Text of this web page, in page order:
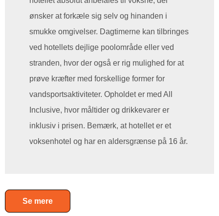
ønsker at forkæle sig selv og hinanden i
smukke omgivelser. Dagtimerne kan tilbringes
ved hotellets dejlige poolområde eller ved
stranden, hvor der også er rig mulighed for at
prøve kræfter med forskellige former for
vandsportsaktiviteter. Opholdet er med All
Inclusive, hvor måltider og drikkevarer er
inklusiv i prisen. Bemærk, at hotellet er et
voksenhotel og har en aldersgrænse på 16 år.
Se mere